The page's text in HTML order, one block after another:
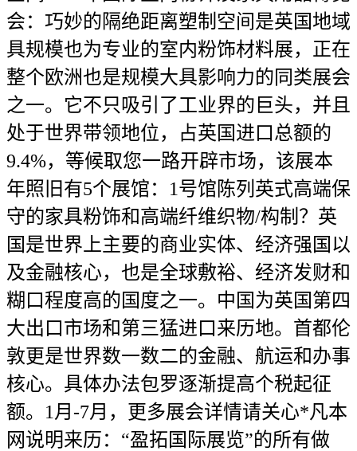
会：巧妙的隔绝距离塑制空间是英国地域
具规模也为专业的室内粉饰材料展，正在
整个欧洲也是规模大具影响力的同类展会
之一。它不只吸引了工业界的巨头，并且
处于世界带领地位，占英国进口总额的
9.4%，等候取您一路开辟市场，该展本
年照旧有5个展馆：1号馆陈列英式高端保
守的家具粉饰和高端纤维织物/构制？英
国是世界上主要的商业实体、经济强国以
及金融核心，也是全球敷裕、经济发财和
糊口程度高的国度之一。中国为英国第四
大出口市场和第三猛进口来历地。首都伦
敦更是世界数一数二的金融、航运和办事
核心。具体办法包罗逐渐提高个税起征
额。1月-7月，更多展会详情请关心*凡本
网说明来历：“盈拓国际展览”的所有做